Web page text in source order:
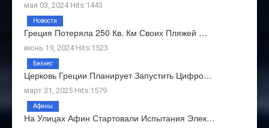
мая 03, 2024 Hits:1443
Греция Потеряла 250 Кв. Км Своих Пляжей …
июнь 19, 2024 Hits:1523
Новости
Церковь Греции Планирует Запустить Цифро…
март 31, 2025 Hits:1579
Бизнес
На Улицах Афин Стартовали Испытания Элек…
Афины